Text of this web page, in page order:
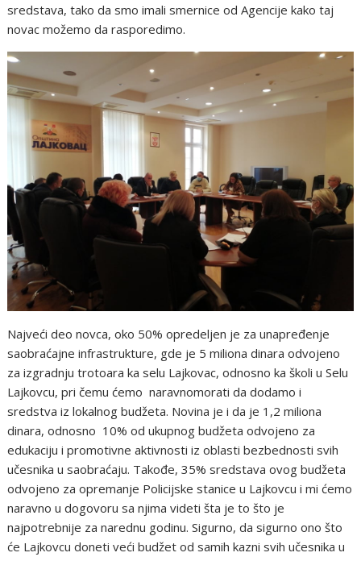
sredstava, tako da smo imali smernice od Agencije kako taj
novac možemo da rasporedimo.
Najveći deo novca, oko 50% opredeljen je za unapređenje
saobraćajne infrastrukture, gde je 5 miliona dinara odvojeno
za izgradnju trotoara ka selu Lajkovac, odnosno ka školi u Selu
Lajkovcu, pri čemu ćemo naravnomorati da dodamo i
sredstva iz lokalnog budžeta. Novina je i da je 1,2 miliona
dinara, odnosno 10% od ukupnog budžeta odvojeno za
edukaciju i promotivne aktivnosti iz oblasti bezbednosti svih
učesnika u saobraćaju. Takođe, 35% sredstava ovog budžeta
odvojeno za opremanje Policijske stanice u Lajkovcu i mi ćemo
naravno u dogovoru sa njima videti šta je to što je
najpotrebnije za narednu godinu. Sigurno, da sigurno ono što
će Lajkovcu doneti veći budžet od samih kazni svih učesnika u